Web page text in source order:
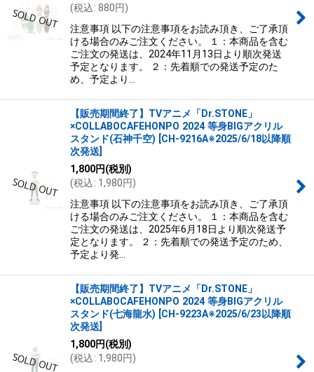
(税込: 880円)
注意事項 以下の注意事項をお読み頂き、ご了承頂
ける場合のみご注文ください。 １：本商品を含む
ご注文の発送は、2024年11月13日より順次発送
予定となります。 ２：先着順での発送予定のた
め、予定より…
【販売期間終了】TVアニメ「Dr.STONE」
×COLLABOCAFEHONPO 2024 等身BIGアクリル
スタンド(石神千空)
CH-9216A※2025/6/18以降順
次発送
1,800円(税別)
(税込: 1,980円)
注意事項 以下の注意事項をお読み頂き、ご了承頂
ける場合のみご注文ください。 １：本商品を含む
ご注文の発送は、2025年6月18日より順次発送予
定となります。 ２：先着順での発送予定のため、
予定より発…
【販売期間終了】TVアニメ「Dr.STONE」
×COLLABOCAFEHONPO 2024 等身BIGアクリル
スタンド(七海龍水)
CH-9223A※2025/6/23以降順
次発送
1,800円(税別)
(税込: 1,980円)